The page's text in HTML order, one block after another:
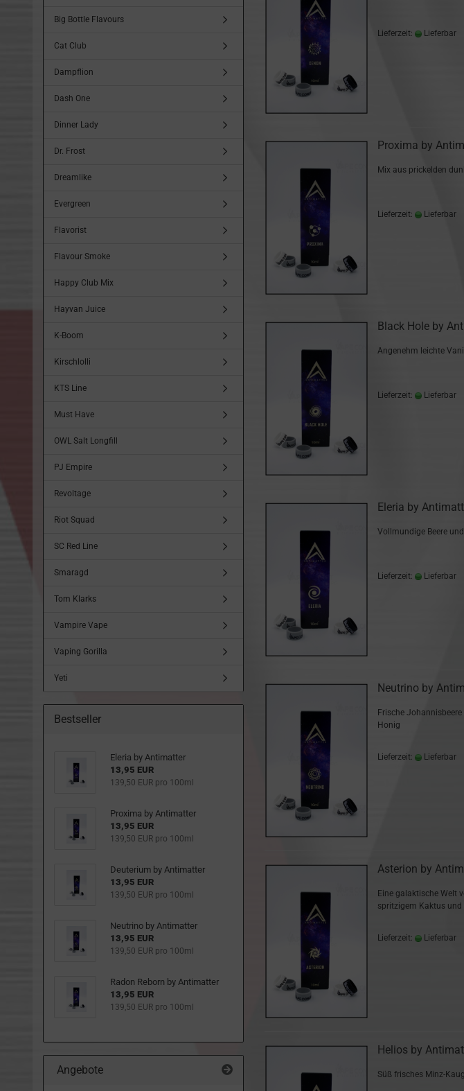
Lieferzeit: Lieferbar
Proxima by
Mix aus prickelden
Lieferzeit: Lieferbar
Black Hole by
Angenehm leichte
Lieferzeit: Lieferbar
Eleria by
Vollmundige Beere
Lieferzeit: Lieferbar
Neutrino by
Frische
Honig
Lieferzeit: Lieferbar
Asterion by
Eine galaktische Welt
spritzigem Kaktus und
Lieferzeit: Lieferbar
Helios by
Süß frisches Minz-
Big Bottle Flavours
Cat Club
Dampflion
Dash One
Dinner Lady
Dr. Frost
Dreamlike
Evergreen
Flavorist
Flavour Smoke
Happy Club Mix
Hayvan Juice
K-Boom
Kirschlolli
KTS Line
Must Have
OWL Salt Longfill
PJ Empire
Revoltage
Riot Squad
SC Red Line
Smaragd
Tom Klarks
Vampire Vape
Vaping Gorilla
Yeti
Bestseller
Eleria by Antimatter
13,95 EUR
139,50 EUR pro 100ml
Proxima by Antimatter
13,95 EUR
139,50 EUR pro 100ml
Deuterium by Antimatter
13,95 EUR
139,50 EUR pro 100ml
Neutrino by Antimatter
13,95 EUR
139,50 EUR pro 100ml
Radon Reborn by Antimatter
13,95 EUR
139,50 EUR pro 100ml
Angebote